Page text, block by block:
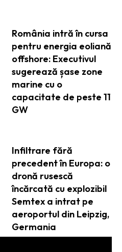
România intră în cursa
pentru energia eoliană
offshore: Executivul
sugerează șase zone
marine cu o
capacitate de peste 11
GW
Infiltrare fără
precedent în Europa: o
dronă rusescă
încărcată cu explozibil
Semtex a intrat pe
aeroportul din Leipzig,
Germania